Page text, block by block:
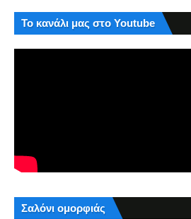
Το κανάλι μας στο Youtube
Σαλόνι ομορφιάς